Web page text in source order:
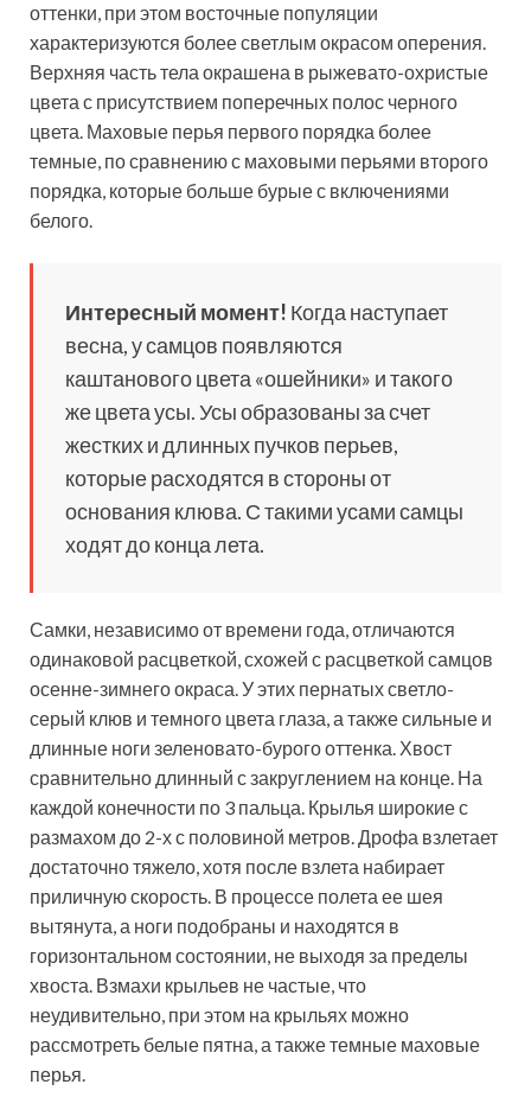
оттенки, при этом восточные популяции
характеризуются более светлым окрасом оперения.
Верхняя часть тела окрашена в рыжевато-охристые
цвета с присутствием поперечных полос черного
цвета. Маховые перья первого порядка более
темные, по сравнению с маховыми перьями второго
порядка, которые больше бурые с включениями
белого.
Интересный момент! Когда наступает
весна, у самцов появляются
каштанового цвета «ошейники» и такого
же цвета усы. Усы образованы за счет
жестких и длинных пучков перьев,
которые расходятся в стороны от
основания клюва. С такими усами самцы
ходят до конца лета.
Самки, независимо от времени года, отличаются
одинаковой расцветкой, схожей с расцветкой самцов
осенне-зимнего окраса. У этих пернатых светло-
серый клюв и темного цвета глаза, а также сильные и
длинные ноги зеленовато-бурого оттенка. Хвост
сравнительно длинный с закруглением на конце. На
каждой конечности по 3 пальца. Крылья широкие с
размахом до 2-х с половиной метров. Дрофа взлетает
достаточно тяжело, хотя после взлета набирает
приличную скорость. В процессе полета ее шея
вытянута, а ноги подобраны и находятся в
горизонтальном состоянии, не выходя за пределы
хвоста. Взмахи крыльев не частые, что
неудивительно, при этом на крыльях можно
рассмотреть белые пятна, а также темные маховые
перья.